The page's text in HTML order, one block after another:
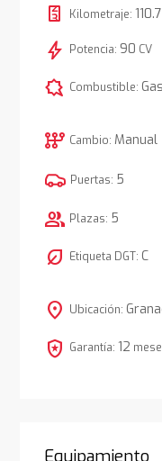
Kilometraje:
bolt Potencia: 90 CV
comic_bubble Combustible:
auto_transmission Cambio: Manual
Puertas: 5
group Plazas: 5
nest_eco_leaf Etiqueta DGT: C
location_on Ubicación:
local_police Garantía: 12
Equipamiento